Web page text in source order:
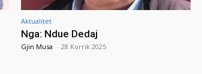
Aktualitet
Nga: Ndue Dedaj
Gjin Musa - 28 Korrik 2025